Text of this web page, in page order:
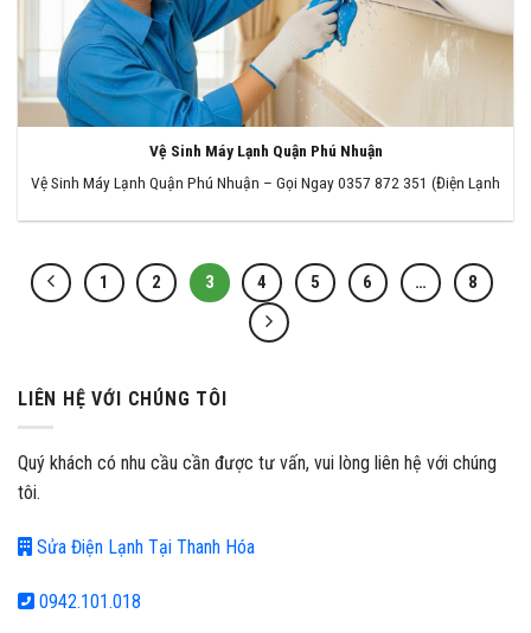
Vệ Sinh Máy Lạnh Quận Phú Nhuận
Vệ Sinh Máy Lạnh Quận Phú Nhuận – Gọi Ngay 0357 872 351 (Điện Lạnh
1 2 3 4 5 6 … 8
LIÊN HỆ VỚI CHÚNG TÔI
Quý khách có nhu cầu cần được tư vấn, vui lòng liên hệ với chúng
tôi.
Sửa Điện Lạnh Tại Thanh Hóa
0942.101.018